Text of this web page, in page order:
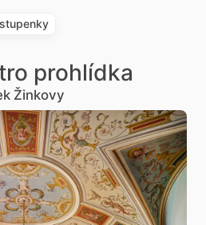
prohlídka
Žinkovy